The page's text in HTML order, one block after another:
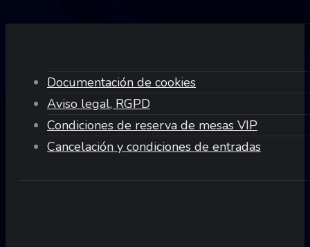
Documentación de cookies
Aviso legal, RGPD
Condiciones de reserva de mesas VIP
Cancelación y condiciones de entradas